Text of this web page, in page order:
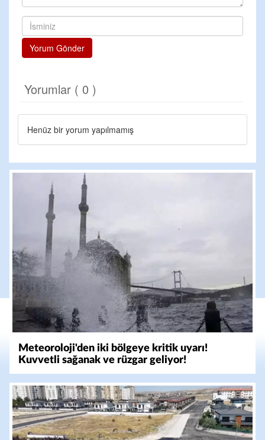
Yorum Gönder
Yorumlar ( 0 )
Henüz bir yorum yapılmamış
Meteoroloji'den iki bölgeye kritik uyarı!
Kuvvetli sağanak ve rüzgar geliyor!